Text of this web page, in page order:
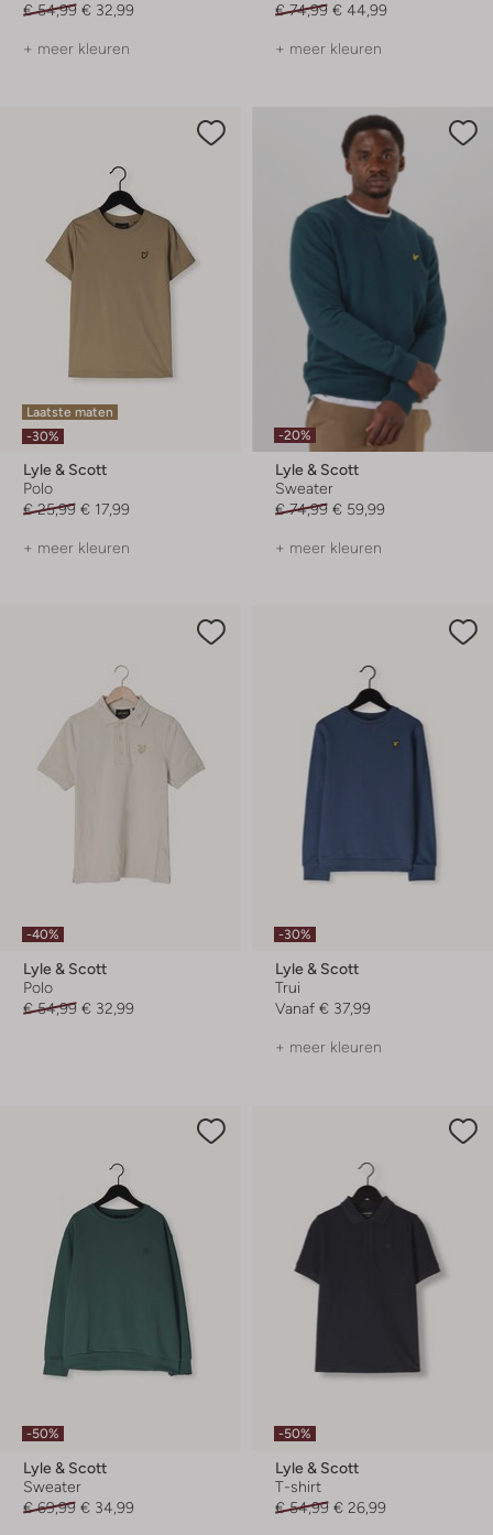
€ 54,99 € 32,99
+ meer kleuren
€ 74,99 € 44,99
+ meer kleuren
Laatste maten
-30%
Lyle & Scott
Polo
€ 25,99 € 17,99
+ meer kleuren
-20%
Lyle & Scott
Sweater
€ 74,99 € 59,99
+ meer kleuren
-40%
Lyle & Scott
Polo
€ 54,99 € 32,99
-30%
Lyle & Scott
Trui
Vanaf € 37,99
+ meer kleuren
-50%
Lyle & Scott
Sweater
€ 69,99 € 34,99
-50%
Lyle & Scott
T-shirt
€ 54,99 € 26,99